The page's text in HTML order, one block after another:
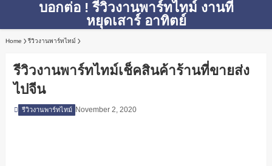
บอกต่อ ! รีวิวงานพาร์ทไทม์ งานที่
หยุดเสาร์ อาทิตย์
Home รีวิวงานพาร์ทไทม์
รีวิวงานพาร์ทไทม์เช็คสินค้าร้านที่ขายส่ง
ไปจีน
รีวิวงานพาร์ทไทม์ November 2, 2020